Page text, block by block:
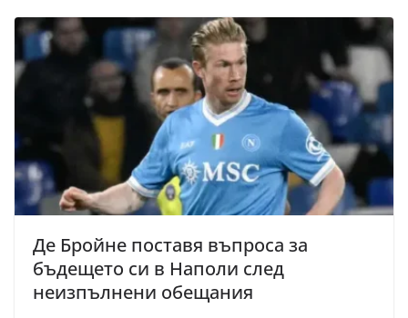
Де Бройне поставя въпроса за
бъдещето си в Наполи след
неизпълнени обещания